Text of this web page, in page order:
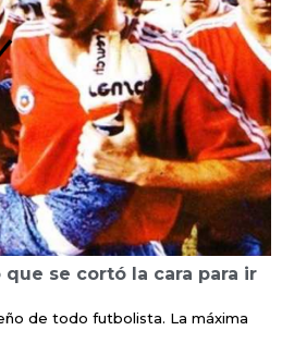
que se cortó la cara para ir
de todo futbolista. La máxima